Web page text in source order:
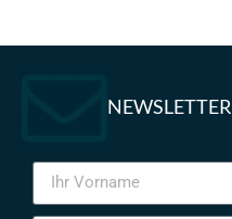
NEWSLETTER